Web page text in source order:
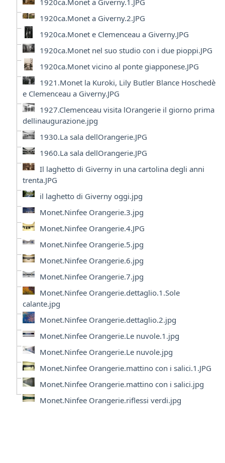
1920ca.Monet a Giverny.1.JPG
1920ca.Monet a Giverny.2.JPG
1920ca.Monet e Clemenceau a Giverny.JPG
1920ca.Monet nel suo studio con i due pioppi.JPG
1920ca.Monet vicino al ponte giapponese.JPG
1921.Monet la Kuroki, Lily Butler Blance Hoschedè
e Clemenceau a Giverny.JPG
1927.Clemenceau visita lOrangerie il giorno prima
dellinaugurazione.jpg
1930.La sala dellOrangerie.JPG
1960.La sala dellOrangerie.JPG
Il laghetto di Giverny in una cartolina degli anni
trenta.JPG
il laghetto di Giverny oggi.jpg
Monet.Ninfee Orangerie.3.jpg
Monet.Ninfee Orangerie.4.JPG
Monet.Ninfee Orangerie.5.jpg
Monet.Ninfee Orangerie.6.jpg
Monet.Ninfee Orangerie.7.jpg
Monet.Ninfee Orangerie.dettaglio.1.Sole
calante.jpg
Monet.Ninfee Orangerie.dettaglio.2.jpg
Monet.Ninfee Orangerie.Le nuvole.1.jpg
Monet.Ninfee Orangerie.Le nuvole.jpg
Monet.Ninfee Orangerie.mattino con i salici.1.JPG
Monet.Ninfee Orangerie.mattino con i salici.jpg
Monet.Ninfee Orangerie.riflessi verdi.jpg